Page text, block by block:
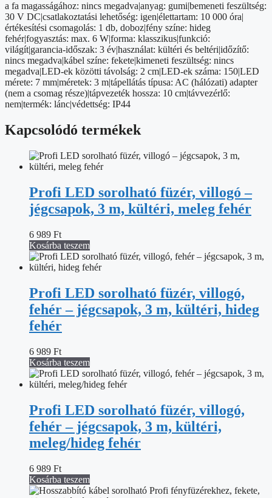
beltéri,
hideg
fehér
mennyiség
a fa magasságához: nincs megadva|anyag: gumi|bemeneti feszültség:
30 V DC|csatlakoztatási lehetőség: igen|élettartam: 10 000 óra|
értékesítési csomagolás: 1 db, doboz|fény színe: hideg
fehér|fogyasztás: max. 6 W|forma: klasszikus|funkció:
világít|garancia-időszak: 3 év|használat: kültéri és beltéri|időzítő:
nincs megadva|kábel színe: fekete|kimeneti feszültség: nincs
megadva|LED-ek közötti távolság: 2 cm|LED-ek száma: 150|LED
mérete: 7 mm|méretek: 3 m|tápellátás típusa: AC (hálózati) adapter
(nem a csomag része)|tápvezeték hossza: 10 cm|távvezérlő:
nem|termék: lánc|védettség: IP44
Kapcsolódó termékek
Profi LED sorolható füzér, villogó –
jégcsapok, 3 m, kültéri, meleg fehér
6 989 Ft
Kosárba teszem
Profi LED sorolható füzér, villogó,
fehér – jégcsapok, 3 m, kültéri, hideg
fehér
6 989 Ft
Kosárba teszem
Profi LED sorolható füzér, villogó,
fehér – jégcsapok, 3 m, kültéri,
meleg/hideg fehér
6 989 Ft
Kosárba teszem